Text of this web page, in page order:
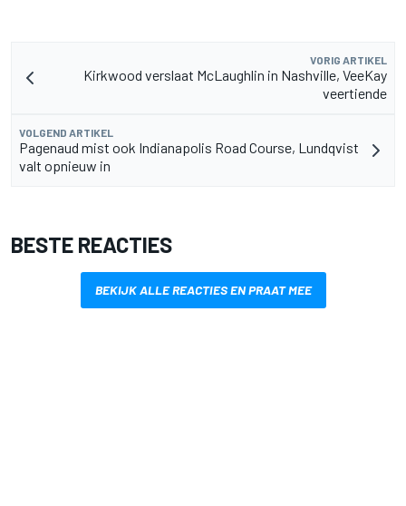
VORIG ARTIKEL
Kirkwood verslaat McLaughlin in Nashville, VeeKay
veertiende
VOLGEND ARTIKEL
Pagenaud mist ook Indianapolis Road Course, Lundqvist
valt opnieuw in
BESTE REACTIES
BEKIJK ALLE REACTIES EN PRAAT MEE